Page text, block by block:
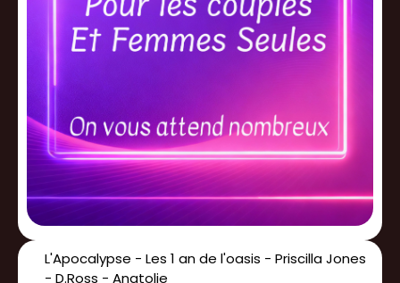
L'Apocalypse - Les 1 an de l'oasis - Priscilla Jones
- D.Ross - Anatolie